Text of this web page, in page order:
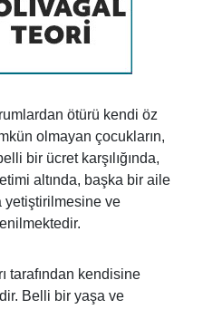
ötürü kendi öz
olmayan çocukların,
bir ücret karşılığında,
altında, başka bir aile
yetiştirilmesine ve
tarafından kendisine
Belli bir yaşa ve